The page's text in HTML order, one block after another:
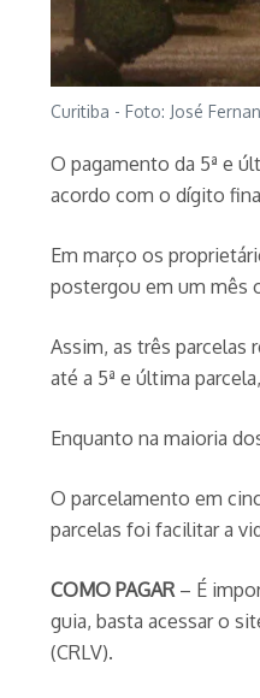
Curitiba - Foto: José
O pagamento da 5ª e
acordo com o dígito
Em março os
postergou em um mês
Assim, as três parcelas
até a 5ª e última
Enquanto na maioria
O parcelamento em
parcelas foi facilitar a
COMO PAGAR – É
guia, basta acessar o
(CRLV).